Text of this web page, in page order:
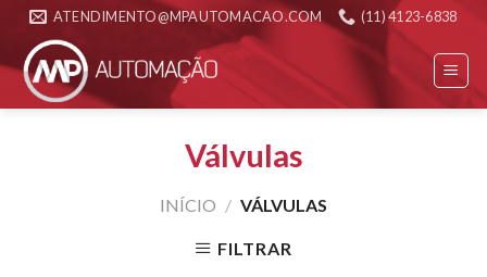
Skip
content
ATENDIMENTO@MPAUTOMACAO.COM (11) 4123-6838
Válvulas
INÍCIO / VÁLVULAS
FILTRAR